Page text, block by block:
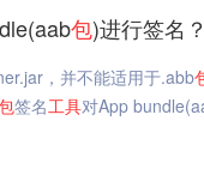
包)进行签名
，并不能适用于.abb
签名工具对App